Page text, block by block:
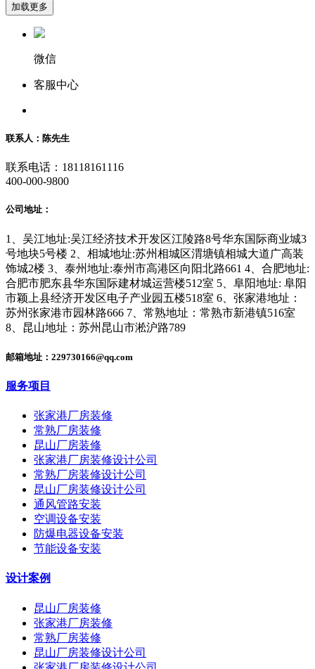
加载更多
微信
客服中心
联系人：陈先生
联系电话：18118161116
400-000-9800
公司地址：
1、吴江地址:吴江经济技术开发区江陵路8号华东国际商业城3
号地块5号楼 2、相城地址:苏州相城区渭塘镇相城大道广高装
饰城2楼 3、泰州地址:泰州市高港区向阳北路661 4、合肥地址:
合肥市肥东县华东国际建材城运营楼512室 5、阜阳地址: 阜阳
市颖上县经济开发区电子产业园五楼518室 6、张家港地址：
苏州张家港市园林路666 7、常熟地址：常熟市新港镇516室
8、昆山地址：苏州昆山市淞沪路789
邮箱地址：229730166@qq.com
服务项目
张家港厂房装修
常熟厂房装修
昆山厂房装修
张家港厂房装修设计公司
常熟厂房装修设计公司
昆山厂房装修设计公司
通风管路安装
空调设备安装
防爆电器设备安装
节能设备安装
设计案例
昆山厂房装修
张家港厂房装修
常熟厂房装修
昆山厂房装修设计公司